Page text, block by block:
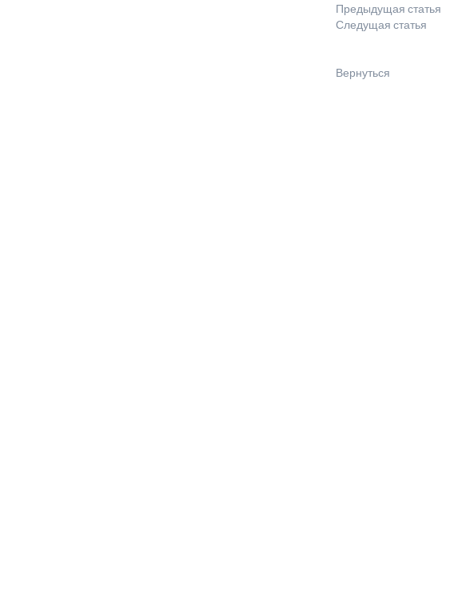
Предыдущая статья
Следущая статья
Вернуться